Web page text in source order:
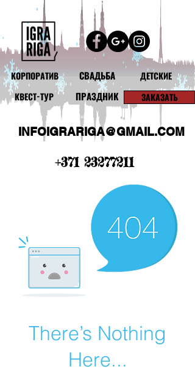
INFOIGRARIGA@GMAIL.COM
КОРПОРАТИВ ДЕТСКИЕ
СВАДЬБА
ПРАЗДНИК
КВЕСТ-ТУР ЗАКАЗАТЬ
+371 23277211
There’s Nothing
Here...